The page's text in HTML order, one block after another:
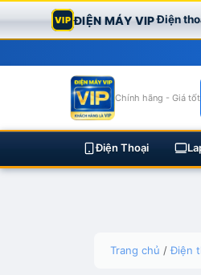
VIP ĐIỆN MÁY VIPĐiện
Chính hãng - Giá tốt
Điện Thoại
Trang chủ /Điện